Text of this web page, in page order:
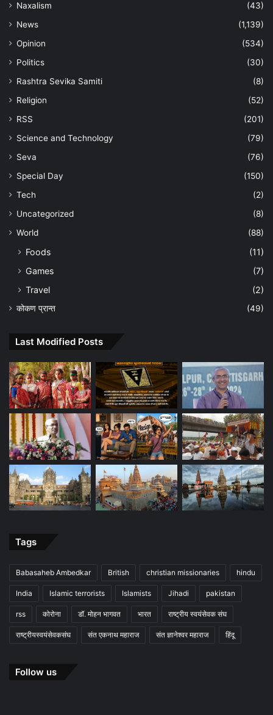
Naxalism
(43)
News
(1,139)
Opinion
(534)
Politics
(30)
Rashtra Sevika Samiti
(8)
Religion
(52)
RSS
(201)
Science and Technology
(79)
Seva
(76)
Special Day
(150)
Tech
(2)
Uncategorized
(8)
World
(88)
Foods
(11)
Games
(7)
Travel
(2)
कोकण प्रान्त (49)
Last Modified Posts
Tags
Babasaheb Ambedkar British christian missionaries hindu
India Islamic terrorists Islamists Jihadi pakistan
rss कोरोना डॉ. मोहन भागवत भारत राष्ट्रीय स्वयंसेवक संघ
राष्ट्रीयस्वयंसेवकसंघ संत एकनाथ महाराज संत ज्ञानेश्वर महाराज हिंदू
Follow us